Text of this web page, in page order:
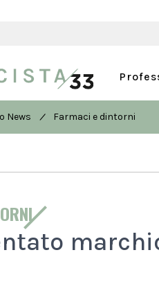
News / Farmaci e dintorni